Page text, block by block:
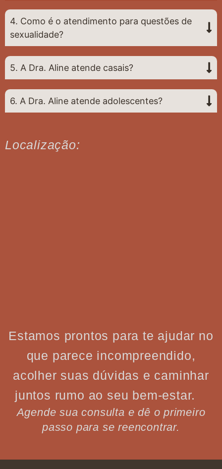
4. Como é o atendimento para questões de
sexualidade?
5. A Dra. Aline atende casais?
6. A Dra. Aline atende adolescentes?
Localização:
Estamos prontos para te ajudar no
que parece incompreendido,
acolher suas dúvidas e caminhar
juntos rumo ao seu bem-estar.
Agende sua consulta e dê o primeiro
passo para se reencontrar.